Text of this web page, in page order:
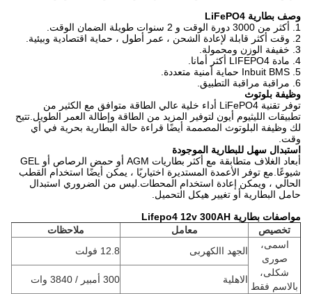
وصف بطارية LiFePO4
1. أكثر من 3000 دورة الوقت و 2 سنوات طويلة الضمان الوقت.
2. وقت أكثر قابلة لإعادة الشحن ، عمر أطول ، حماية اقتصادية وبيئية.
3. خفيفة الوزن ومحمولة.
4. مادة LIFEPO4 أكثر أمانا.
5. Inbuit BMS حماية أمنية متعددة.
6. مراقبة مراقبة التطبيق.
وظيفة بلوتوث
توفر تقنية LiFePO4 أداء خلية عالي الطاقة متوافق مع الكثير من
تطبيقات الليثيوم أيون لتوفير المزيد من الطاقة وإطالة العمر الطويل.تتيح
لك وظيفة البلوتوث المصممة أيضًا قراءة حالة البطارية بحرية في أي
وقت.
استبدال سهل للبطارية الموجودة
أبعاد الغلاف متطابقة مع أكثر بطاريات AGM أو حمض الرصاص أو GEL
شيوعًا.مع توفر الأعمدة المستديرة اختياريًا ، يمكن أيضًا استخدام القطب
الحالي ، ويمكن إعادة استخدام المحطات.ليس من الضروري استبدال
حامل البطارية أو تغيير هيكل التحميل.
مواصفات بطارية Lifepo4 12v 300AH
تخصيص
معامل
ملاحظات
اسمى،
صورى
شكلى،
بالاسم فقط
الجهد االكهربى 12.8 فولت
الاهلية 300 أمبير / 3840 وات